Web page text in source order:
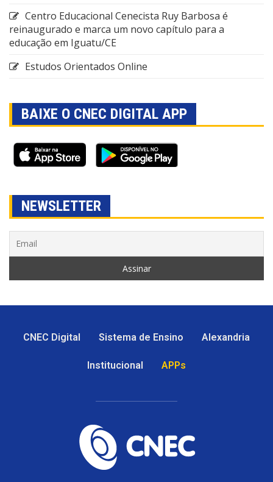
Centro Educacional Cenecista Ruy Barbosa é
reinaugurado e marca um novo capítulo para a
educação em Iguatu/CE
Estudos Orientados Online
BAIXE O CNEC DIGITAL APP
NEWSLETTER
CNEC Digital Sistema de Ensino Alexandria
Institucional APPs